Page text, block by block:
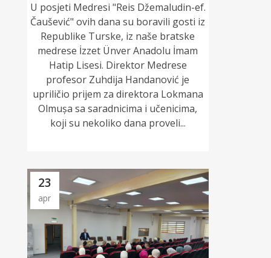
U posjeti Medresi "Reis Džemaludin-ef.
Čaušević" ovih dana su boravili gosti iz
Republike Turske, iz naše bratske
medrese İzzet Ünver Anadolu İmam
Hatip Lisesi. Direktor Medrese
profesor Zuhdija Handanović je
upriličio prijem za direktora Lokmana
Olmușa sa saradnicima i učenicima,
koji su nekoliko dana proveli...
23
apr